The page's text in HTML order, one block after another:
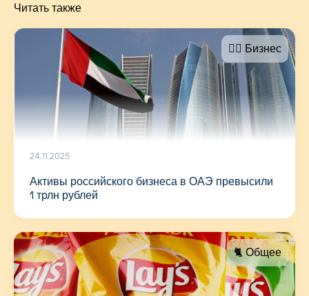
Читать также
🤵‍♂️ Бизнес
24.11.2025
Активы российского бизнеса в ОАЭ превысили
1 трлн рублей
🐈 Общее